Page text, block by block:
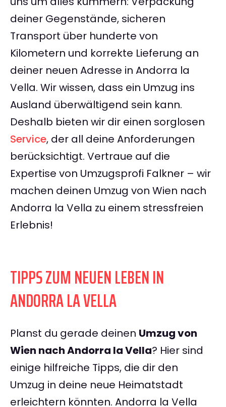
deiner Gegenstände, sicheren
Transport über hunderte von
Kilometern und korrekte Lieferung an
deiner neuen Adresse in Andorra la
Vella. Wir wissen, dass ein Umzug ins
Ausland überwältigend sein kann.
Deshalb bieten wir dir einen sorglosen
Service, der all deine Anforderungen
berücksichtigt. Vertraue auf die
Expertise von Umzugsprofi Falkner – wir
machen deinen Umzug von Wien nach
Andorra la Vella zu einem stressfreien
Erlebnis!
TIPPS ZUM NEUEN LEBEN IN
ANDORRA LA VELLA
Planst du gerade deinen Umzug von
Wien nach Andorra la Vella? Hier sind
einige hilfreiche Tipps, die dir den
Umzug in deine neue Heimatstadt
erleichtern könnten. Andorra la Vella